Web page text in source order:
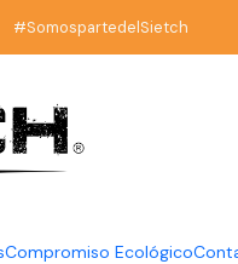
Compromiso Ecológico
#SomospartedelSietch
- Gabriel Saldías